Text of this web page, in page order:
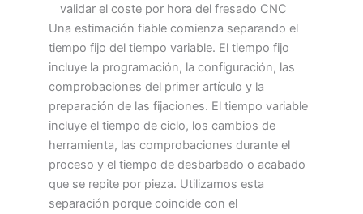
validar el coste por hora del fresado CNC
Una estimación fiable comienza separando el
tiempo fijo del tiempo variable. El tiempo fijo
incluye la programación, la configuración, las
comprobaciones del primer artículo y la
preparación de las fijaciones. El tiempo variable
incluye el tiempo de ciclo, los cambios de
herramienta, las comprobaciones durante el
proceso y el tiempo de desbarbado o acabado
que se repite por pieza. Utilizamos esta
separación porque coincide con el